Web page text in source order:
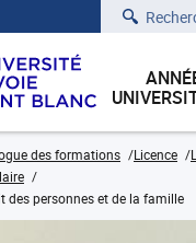
Rechercher
des formations Licence
des personnes et de la famille